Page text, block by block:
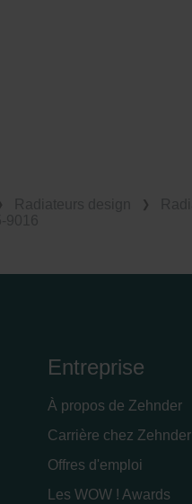
Entreprise
À propos de Zehnder
Carrière chez Zehnder
Offres d'emploi
Les WOW ! Awards